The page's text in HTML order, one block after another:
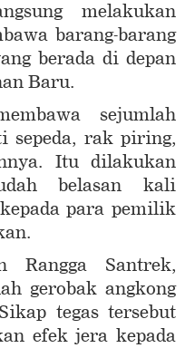
melakukan
barang-barang
berada di depan
Baru.
sejumlah
sepeda, rak piring,
Itu dilakukan
belasan kali
para pemilik
Santrek,
gerobak angkong
tegas tersebut
efek jera kepada